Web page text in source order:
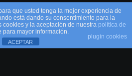
Todos los derechos
que usted tenga la mejor experiencia de
está dando su consentimiento para la
y la aceptación de nuestra política de
para mayor información.
plugin cookies
ACEPTAR